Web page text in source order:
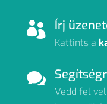
 Írj
Kattints a

Vedd fel